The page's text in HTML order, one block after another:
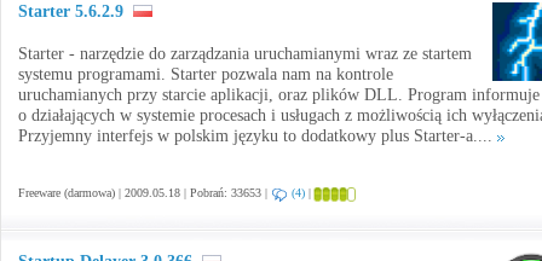
Starter 5.6.2.9
Starter - narzędzie do zarządzania uruchamianymi wraz ze startem
systemu programami. Starter pozwala nam na kontrole
uruchamianych przy starcie aplikacji, oraz plików DLL. Program informuje
o działających w systemie procesach i usługach z możliwością ich
Przyjemny interfejs w polskim języku to dodatkowy plus Starter-a....
Freeware (darmowa) | 2009.05.18 | Pobrań: 33653 | (4) |